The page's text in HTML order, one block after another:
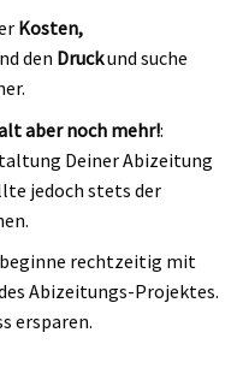
Kosten,
den Druckund suche
aber noch mehr!:
Deiner Abizeitung
jedoch stets der
rechtzeitig mit
Abizeitungs-Projektes.
ersparen.